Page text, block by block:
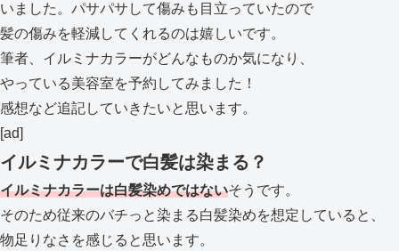
いました。パサパサして傷みも目立っていたので
髪の傷みを軽減してくれるのは嬉しいです。
筆者、イルミナカラーがどんなものか気になり、
やっている美容室を予約してみました！
感想など追記していきたいと思います。
[ad]
イルミナカラーで白髪は染まる？
イルミナカラーは白髪染めではないそうです。
そのため従来のバチっと染まる白髪染めを想定していると、
物足りなさを感じると思います。